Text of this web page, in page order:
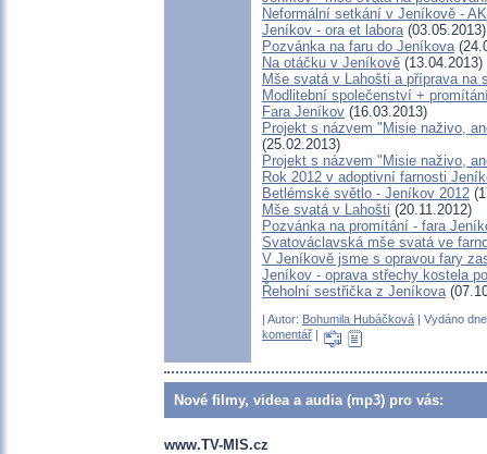
Neformální setkání v Jeníkově -
Jeníkov - ora et labora (03.05.2013)
Pozvánka na faru do Jeníkova
Na otáčku v Jeníkově (13.04.2013)
Mše svatá v Lahošti a příprava na
Modlitební společenství +
Fara Jeníkov (16.03.2013)
Projekt s názvem "Misie naživo,
(25.02.2013)
Projekt s názvem "Misie naživo,
Rok 2012 v adoptivní farnosti
Betlémské světlo - Jeníkov 2012
Mše svatá v Lahošti (20.11.2012)
Pozvánka na promítání - fara
Svatováclavská mše svatá ve
V Jeníkově jsme s opravou fary
Jeníkov - oprava střechy kostela
Řeholní sestřička z Jeníkova
| Autor: Bohumila Hubáčková | Vydáno
komentář |
Nové filmy, videa a audia (mp3) pro vás:
www.TV-MIS.cz